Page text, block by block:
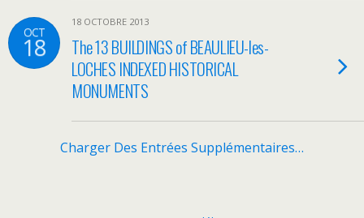
OCT
18
18 OCTOBRE 2013
The 13 BUILDINGS of BEAULIEU-les-
LOCHES INDEXED HISTORICAL
MONUMENTS
Charger Des Entrées Supplémentaires…